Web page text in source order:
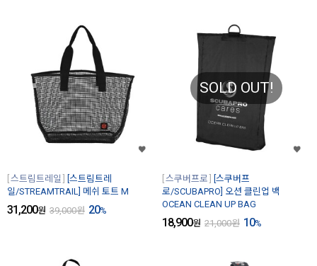
스트림트레일
[스트림트레
일/STREAMTRAIL] 메쉬 토트 M
31,200원 39,000원 20%
SOLD OUT!
스쿠버프로
[스쿠버프
로/SCUBAPRO] 오션 클린업 백
OCEAN CLEAN UP BAG
18,900원 21,000원 10%